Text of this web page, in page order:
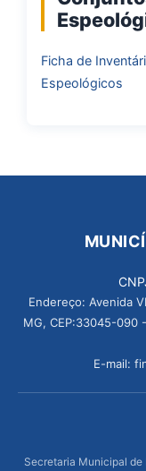
Ficha de
Espeológicos
Endereço: Avenida
MG, CEP:33045-090
E-mail:
Secretaria Municipal